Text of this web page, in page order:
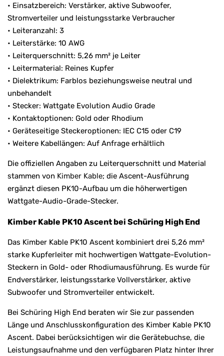
• Einsatzbereich: Verstärker, aktive Subwoofer,
Stromverteiler und leistungsstarke Verbraucher
• Leiteranzahl: 3
• Leiterstärke: 10 AWG
• Leiterquerschnitt: 5,26 mm² je Leiter
• Leitermaterial: Reines Kupfer
• Dielektrikum: Farblos beziehungsweise neutral und
unbehandelt
• Stecker: Wattgate Evolution Audio Grade
• Kontaktoptionen: Gold oder Rhodium
• Geräteseitige Steckeroptionen: IEC C15 oder C19
• Weitere Kabellängen: Auf Anfrage erhältlich
Die offiziellen Angaben zu Leiterquerschnitt und Material
stammen von Kimber Kable; die Ascent-Ausführung
ergänzt diesen PK10-Aufbau um die höherwertigen
Wattgate-Audio-Grade-Stecker.
Kimber Kable PK10 Ascent bei Schüring High End
Das Kimber Kable PK10 Ascent kombiniert drei 5,26 mm²
starke Kupferleiter mit hochwertigen Wattgate-Evolution-
Steckern in Gold- oder Rhodiumausführung. Es wurde für
Endverstärker, leistungsstarke Vollverstärker, aktive
Subwoofer und Stromverteiler entwickelt.
Bei Schüring High End beraten wir Sie zur passenden
Länge und Anschlusskonfiguration des Kimber Kable PK10
Ascent. Dabei berücksichtigen wir die Gerätebuchse, die
Leistungsaufnahme und den verfügbaren Platz hinter Ihrer